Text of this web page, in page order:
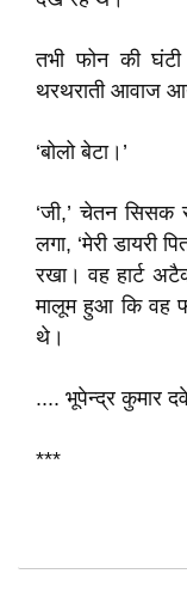
तभी फोन की
थरथराती आवाज
‘बोलो बेटा।’
‘जी,’ चेतन
लगा, ‘मेरी डायरी
रखा। वह हार्ट
मालूम हुआ कि वह
थे।
.... भूपेन्द्र कुमार
***